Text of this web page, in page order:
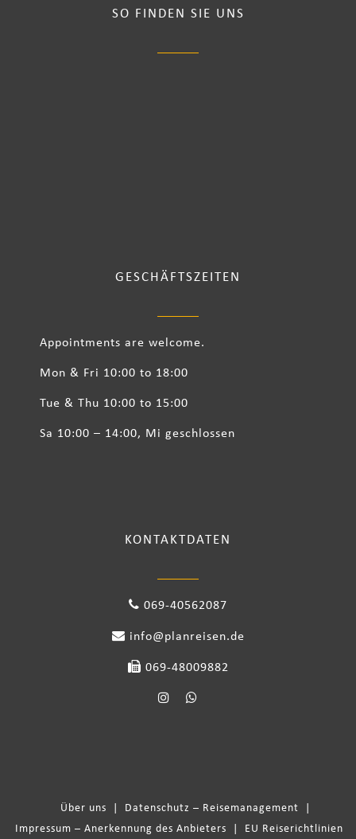
SO FINDEN SIE UNS
GESCHÄFTSZEITEN
Appointments are welcome.
Mon & Fri 10:00 to 18:00
Tue & Thu 10:00 to 15:00
Sa 10:00 – 14:00, Mi geschlossen
KONTAKTDATEN
069-40562087
info@planreisen.de
069-48009882
Über uns Datenschutz – Reisemanagement
Impressum – Anerkennung des Anbieters
EU Reiserichtlinien